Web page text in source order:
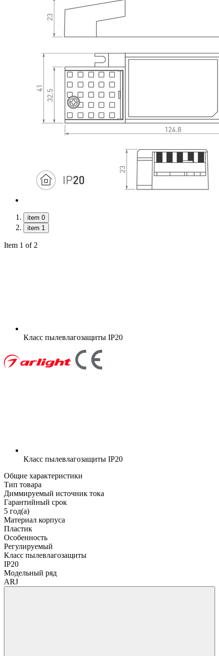
item 0
item 1
Item 1 of 2
Класс пылевлагозащиты IP20
Класс пылевлагозащиты IP20
Общие характеристики
Тип товара
Диммируемый источник тока
Гарантийный срок
5 год(а)
Материал корпуса
Пластик
Особенность
Регулируемый
Класс пылевлагозащиты
IP20
Модельный ряд
ARJ